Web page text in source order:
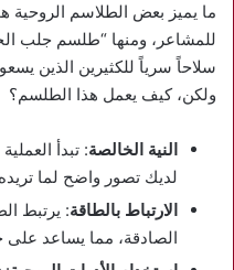
ما يميز بعض الطلاسم الروحية
للمشاعر، ومنها “طلسم جلب
سلاحاً سرياً للكثيرين الذين
ولكن، كيف يعمل هذا الطلسم؟
النية الخالصة: تبدأ
لديك تصور واضح لما
الارتباط بالطاقة: يرتبط
الصادقة، مما يساعد